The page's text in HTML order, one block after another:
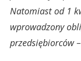
Natomiast od 1
wprowadzony
przedsiębiorców –